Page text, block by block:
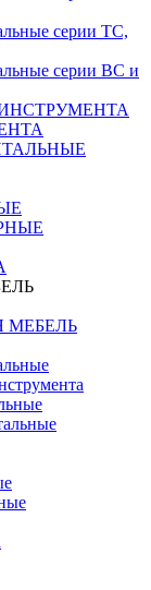
серии ТС,
серии ВС и